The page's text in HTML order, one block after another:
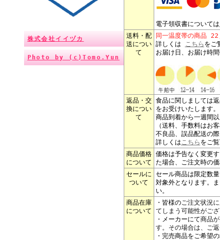
株式会社イイヅカ
Photo by (c)Tomo.Yun
電子領収書については
送料・配
送につい
て
同一温度帯の商品
詳しくは こちら をご
お届け日、お届け時
返品・交
換につい
て
食品に関しましては
をお受けいたします。
商品到着から一週間
（送料、手数料はお
不良品、誤品配送の
詳しくはこちら をご
商品価格
について
価格は予告なく変更
た場合、ご注文時の
セールに
ついて
セール商品は限定数
対象外となります。
い。
商品在庫
について
・皆様のご注文状況
てしまう可能性がご
・メーカーにて商品
す。その場合は、ご
・完売商品をご希望